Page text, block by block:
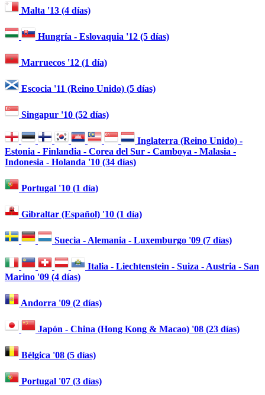
Malta '13 (4 días)
Hungría - Eslovaquia '12 (5 días)
Marruecos '12 (1 día)
Escocia '11 (Reino Unido) (5 días)
Singapur '10 (52 días)
Inglaterra (Reino Unido) -
Estonia - Finlandia - Corea del Sur - Camboya - Malasia -
Indonesia - Holanda '10 (34 días)
Portugal '10 (1 día)
Gibraltar (Español) '10 (1 día)
Suecia - Alemania - Luxemburgo '09 (7 días)
Italia - Liechtenstein - Suiza - Austria - San
Marino '09 (4 días)
Andorra '09 (2 días)
Japón - China (Hong Kong & Macao) '08 (23 días)
Bélgica '08 (5 días)
Portugal '07 (3 días)